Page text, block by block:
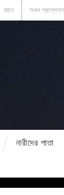
বয়ান সকল
নারীদের পাতা